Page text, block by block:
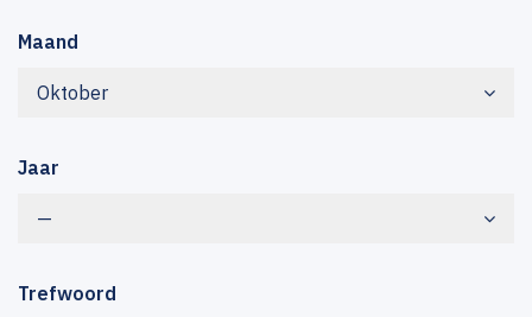
Maand
Oktober
Jaar
—
Trefwoord